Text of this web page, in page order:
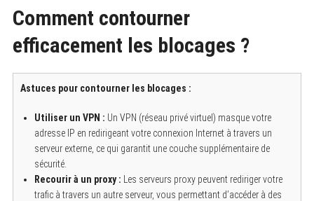
Comment contourner
efficacement les blocages ?
Astuces pour contourner les blocages :
Utiliser un VPN : Un VPN (réseau privé virtuel) masque votre
adresse IP en redirigeant votre connexion Internet à travers un
serveur externe, ce qui garantit une couche supplémentaire de
sécurité.
Recourir à un proxy : Les serveurs proxy peuvent rediriger votre
trafic à travers un autre serveur, vous permettant d’accéder à des